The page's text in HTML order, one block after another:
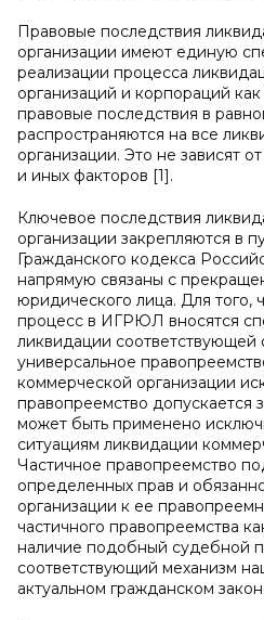
Правовые последствия
организации имеют единую
реализации процесса
организаций и корпораций
правовые последствия в
распространяются на все
организации. Это не зависят
и иных факторов [1].
Ключевое последствия
организации закрепляются в
Гражданского кодекса
напрямую связаны с
юридического лица. Для того,
процесс в ИГРЮЛ вносятся
ликвидации соответствующей
универсальное
коммерческой организации
правопреемство допускается
может быть применено
ситуациям ликвидации
Частичное правопреемство
определенных прав и
организации к ее
частичного правопреемства
наличие подобный судебной
соответствующий механизм
актуальном гражданском